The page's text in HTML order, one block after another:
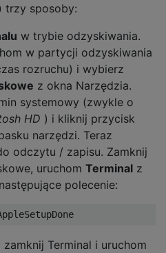
trzy sposoby:
w trybie odzyskiwania.
w partycji odzyskiwania
rozruchu) i wybierz
z okna Narzędzia.
systemowy (zwykle o
HD ) i kliknij przycisk
narzędzi. Teraz
odczytu / zapisu. Zamknij
uruchom Terminal z
polecenie:
zamknij Terminal i uruchom